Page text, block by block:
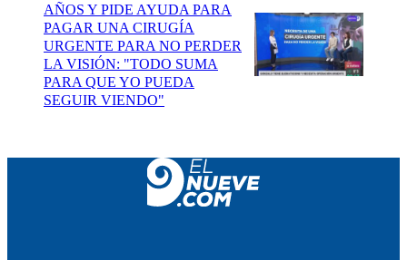
AÑOS Y PIDE AYUDA PARA
PAGAR UNA CIRUGÍA
URGENTE PARA NO PERDER
LA VISIÓN: "TODO SUMA
PARA QUE YO PUEDA
SEGUIR VIENDO"